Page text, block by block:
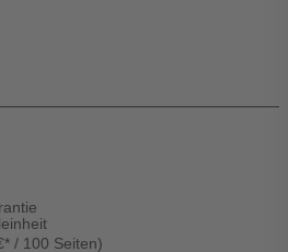
/ 100 Seiten)